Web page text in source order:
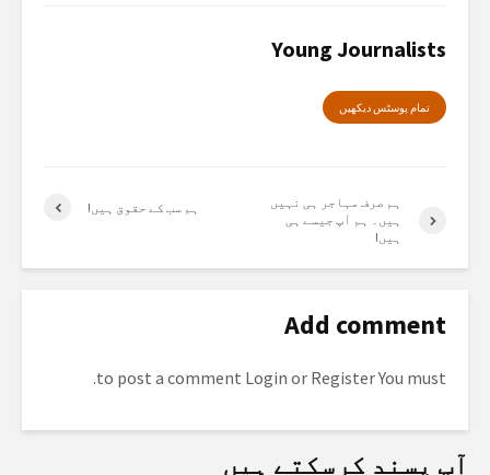
Young Journalists
تمام پوسٹس دیکھیں
ہم سب کے حقوق ہیں!
ہم صرف مہاجر ہی نہیں
ہیں۔ ہم آپ جیسے ہی
ہیں!
Add comment
You must
Register
Login
آپ پسند کرسکتے ہیں